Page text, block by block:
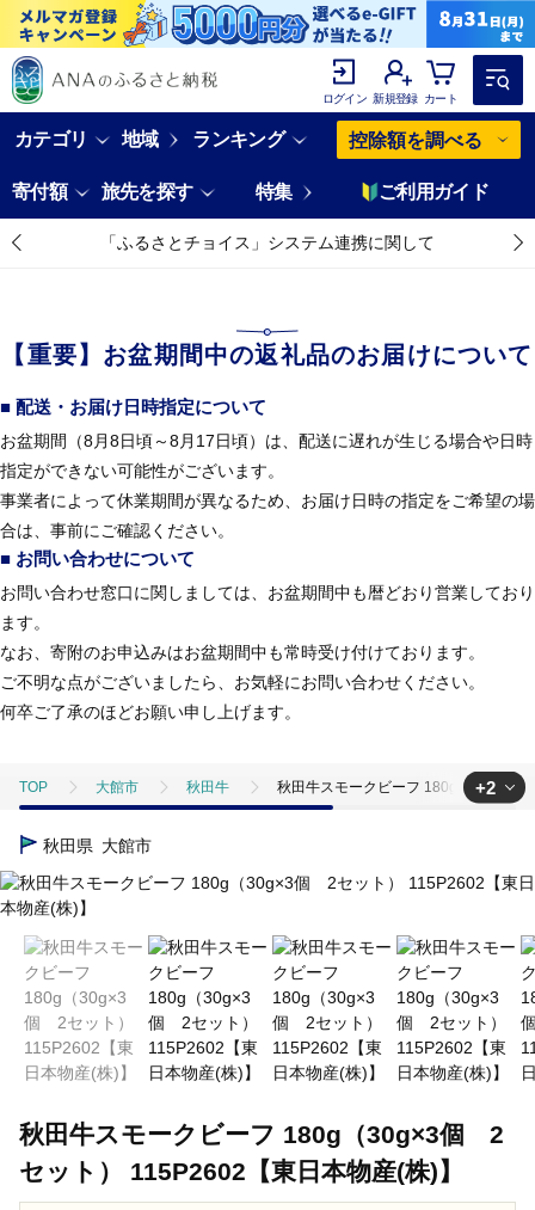
ログイン 新規登録 カート
カテゴリ 地域 ランキング 控除額を調べる
寄付額 旅先を探す 特集 ご利用ガイド
「ふるさとチョイス」システム連携に関して
【重要】お盆期間中の返礼品のお届けについて
■ 配送・お届け日時指定について
お盆期間（8月8日頃～8月17日頃）は、配送に遅れが生じる場合や日時
指定ができない可能性がございます。
事業者によって休業期間が異なるため、お届け日時の指定をご希望の場
合は、事前にご確認ください。
■ お問い合わせについて
お問い合わせ窓口に関しましては、お盆期間中も暦どおり営業しており
ます。
なお、寄附のお申込みはお盆期間中も常時受け付けております。
ご不明な点がございましたら、お気軽にお問い合わせください。
何卒ご了承のほどお願い申し上げます。
TOP 大館市 秋田牛 秋田牛スモークビーフ 180g（30g×3
TOP
TOP 肉 牛肉 秋田牛スモークビーフ 180g（30g×3個 2セ
+2
秋田県 大館市
秋田牛スモークビーフ 180g（30g×3個 2
セット） 115P2602【東日本物産(株)】